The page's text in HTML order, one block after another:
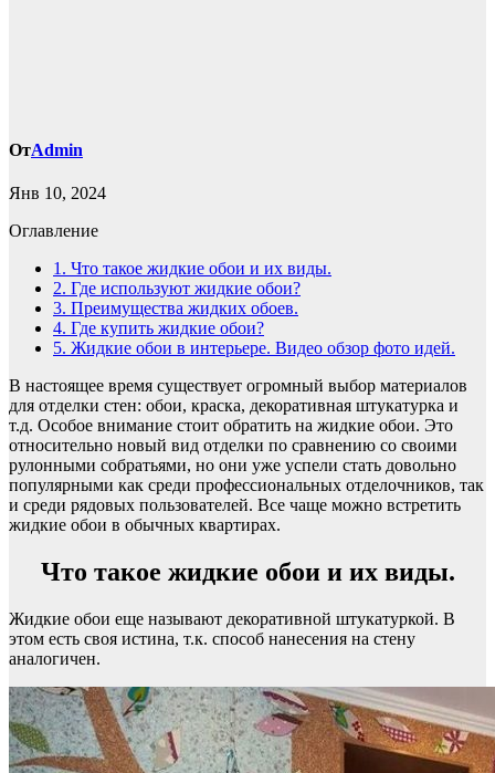
ОтAdmin
Янв 10, 2024
Оглавление
1. Что такое жидкие обои и их виды.
2. Где используют жидкие обои?
3. Преимущества жидких обоев.
4. Где купить жидкие обои?
5. Жидкие обои в интерьере. Видео обзор фото идей.
В настоящее время существует огромный выбор материалов
для отделки стен: обои, краска, декоративная штукатурка и
т.д. Особое внимание стоит обратить на жидкие обои. Это
относительно новый вид отделки по сравнению со своими
рулонными собратьями, но они уже успели стать довольно
популярными как среди профессиональных отделочников, так
и среди рядовых пользователей. Все чаще можно встретить
жидкие обои в обычных квартирах.
Что такое жидкие обои и их виды.
Жидкие обои еще называют декоративной штукатуркой. В
этом есть своя истина, т.к. способ нанесения на стену
аналогичен.